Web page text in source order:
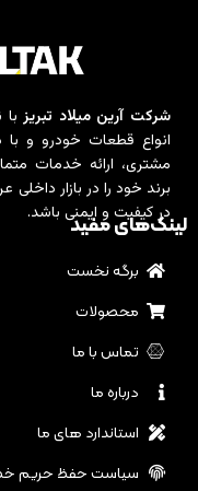
شرکت آرین میلاد تبریزبا
انواع قطعات خودرو و
مشتری، ارائه خدمات
برند خود را در بازار
در کیفیت و ایمنی باشد.
لینک‌های مفید
برگه نخست
محصولات
تماس با ما
درباره ما
استاندارد های ما
سیاست حفظ حریم